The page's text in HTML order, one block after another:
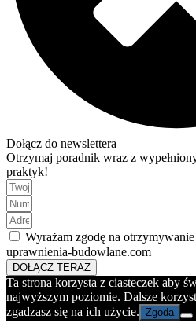
Dołącz do newslettera
Otrzymaj poradnik wraz z
praktyk!
Wyrażam zgodę na
uprawnienia-budowlane.com
DOŁĄCZ TERAZ
Ta strona korzysta z ciasteczek aby
najwyższym poziomie. Dalsze
zgadzasz się na ich użycie. Zgoda